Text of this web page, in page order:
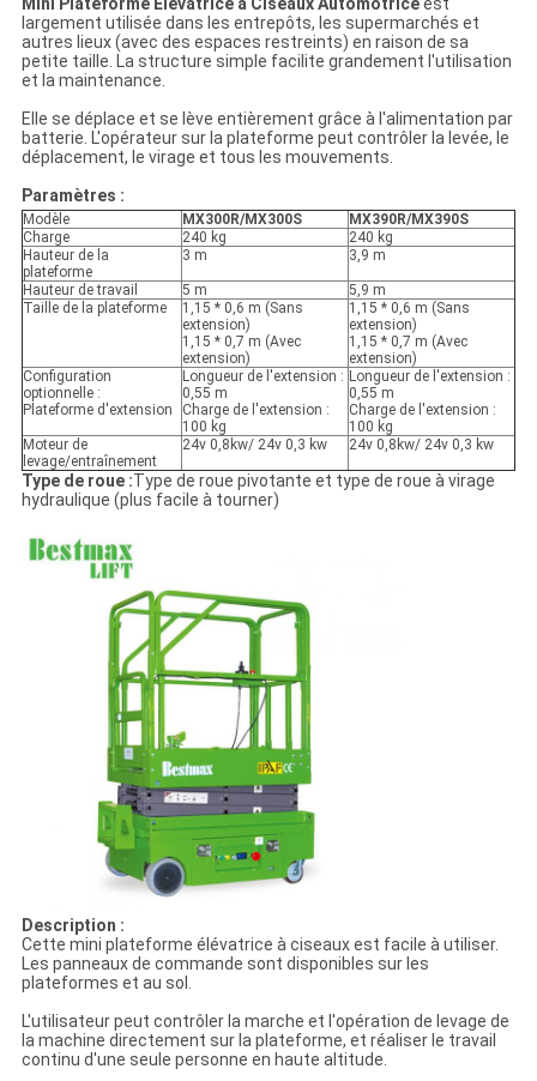
Mini Plateforme Élévatrice à Ciseaux Automotriceest
largement utilisée dans les entrepôts, les supermarchés et
autres lieux (avec des espaces restreints) en raison de sa
petite taille. La structure simple facilite grandement l'utilisation
et la maintenance.
Elle se déplace et se lève entièrement grâce à l'alimentation par
batterie. L'opérateur sur la plateforme peut contrôler la levée, le
déplacement, le virage et tous les mouvements.
Paramètres :
Modèle MX300R/MX300S
MX390R/MX390S
Charge
240 kg
240 kg
Hauteur de la
plateforme
3 m 3,9 m
Hauteur de travail 5 m
5,9 m
Taille de la plateforme
1,15 * 0,6 m (Sans
extension)
1,15 * 0,7 m (Avec
extension)
1,15 * 0,6 m (Sans
extension)
1,15 * 0,7 m (Avec
extension)
Configuration
optionnelle :
Plateforme d'extension
Longueur de l'extension :
0,55 m
Charge de l'extension :
100 kg
Longueur de l'extension :
0,55 m
Charge de l'extension :
100 kg
Moteur de
levage/entraînement
24v 0,8kw/ 24v 0,3 kw 24v 0,8kw/ 24v 0,3 kw
Type de roue :Type de roue pivotante et type de roue à virage
hydraulique (plus facile à tourner)
Description :
Cette mini plateforme élévatrice à ciseaux est facile à utiliser.
Les panneaux de commande sont disponibles sur les
plateformes et au sol.
L'utilisateur peut contrôler la marche et l'opération de levage de
la machine directement sur la plateforme, et réaliser le travail
continu d'une seule personne en haute altitude.